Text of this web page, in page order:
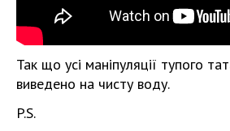
Так що усі маніпуляції тупого
виведено на чисту воду.
P.S.